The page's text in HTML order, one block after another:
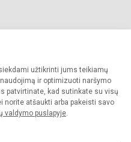
užtikrinti jums teikiamų
ir optimizuoti naršymo
patvirtinate, kad sutinkate su visų
norite atšaukti arba pakeisti savo
valdymo puslapyje.
Visos teisės saugomos.
sutikimo griežtai draudžiama.
politika Privatumo politika